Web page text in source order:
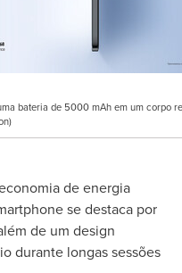
bateria de 5000 mAh em um corpo
de energia
se destaca por
de um design
durante longas sessões